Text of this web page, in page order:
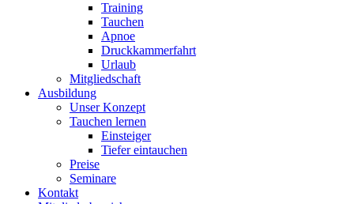
Training
Tauchen
Apnoe
Druckkammerfahrt
Urlaub
Mitgliedschaft
Ausbildung
Unser Konzept
Tauchen lernen
Einsteiger
Tiefer eintauchen
Preise
Seminare
Kontakt